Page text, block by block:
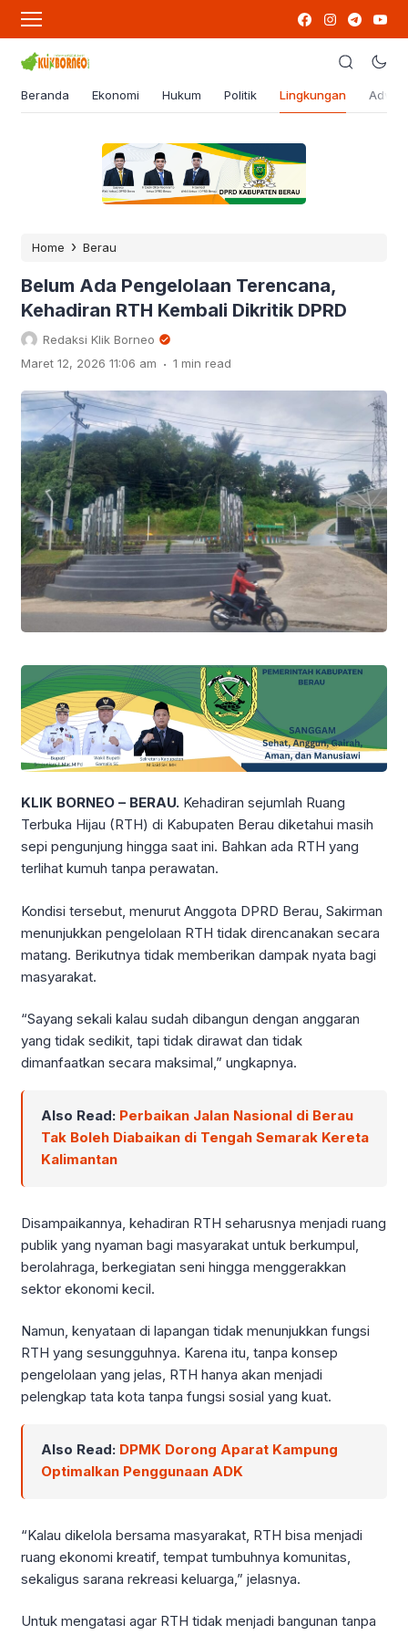
Beranda Ekonomi Hukum Politik Lingkungan
Home › Berau
Belum Ada Pengelolaan Terencana,
Kehadiran RTH Kembali Dikritik DPRD
Redaksi Klik Borneo
Maret 12, 2026 11:06 am . 1 min read
KLIK BORNEO – BERAU. Kehadiran sejumlah Ruang
Terbuka Hijau (RTH) di Kabupaten Berau diketahui masih
sepi pengunjung hingga saat ini. Bahkan ada RTH yang
terlihat kumuh tanpa perawatan.
Kondisi tersebut, menurut Anggota DPRD Berau, Sakirman
menunjukkan pengelolaan RTH tidak direncanakan secara
matang. Berikutnya tidak memberikan dampak nyata bagi
masyarakat.
“Sayang sekali kalau sudah dibangun dengan anggaran
yang tidak sedikit, tapi tidak dirawat dan tidak
dimanfaatkan secara maksimal,” ungkapnya.
Also Read: Perbaikan Jalan Nasional di Berau
Tak Boleh Diabaikan di Tengah Semarak Kereta
Kalimantan
Disampaikannya, kehadiran RTH seharusnya menjadi ruang
publik yang nyaman bagi masyarakat untuk berkumpul,
berolahraga, berkegiatan seni hingga menggerakkan
sektor ekonomi kecil.
Namun, kenyataan di lapangan tidak menunjukkan fungsi
RTH yang sesungguhnya. Karena itu, tanpa konsep
pengelolaan yang jelas, RTH hanya akan menjadi
pelengkap tata kota tanpa fungsi sosial yang kuat.
Also Read: DPMK Dorong Aparat Kampung
Optimalkan Penggunaan ADK
“Kalau dikelola bersama masyarakat, RTH bisa menjadi
ruang ekonomi kreatif, tempat tumbuhnya komunitas,
sekaligus sarana rekreasi keluarga,” jelasnya.
Untuk mengatasi agar RTH tidak menjadi bangunan tanpa